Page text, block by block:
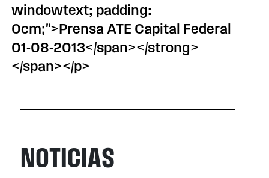
windowtext; padding:
0cm;">Prensa ATE Capital Federal
01-08-2013</span></strong>
</span></p>
NOTICIAS